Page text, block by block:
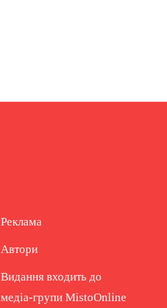
Реклама
Автори
Видання входить до
медіа-групи MistoOnline